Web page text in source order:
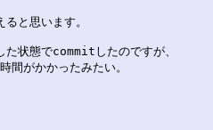
と思います。
状態でcommitしたのですが、
間がかかったみたい。